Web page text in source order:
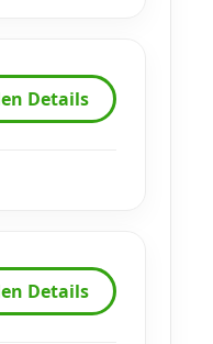
Details
Details